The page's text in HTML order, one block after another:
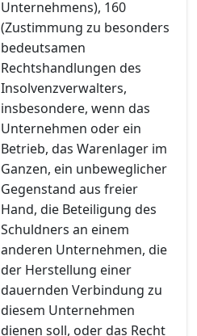
Unternehmens), 160
(Zustimmung zu besonders
bedeutsamen
Rechtshandlungen des
Insolvenzverwalters,
insbesondere, wenn das
Unternehmen oder ein
Betrieb, das Warenlager im
Ganzen, ein unbeweglicher
Gegenstand aus freier
Hand, die Beteiligung des
Schuldners an einem
anderen Unternehmen, die
der Herstellung einer
dauernden Verbindung zu
diesem Unternehmen
dienen soll, oder das Recht